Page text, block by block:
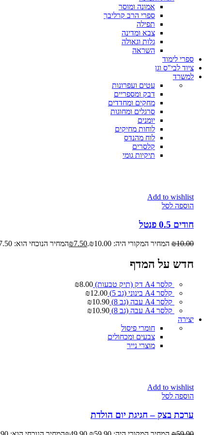
אמונה ומוסר
ספרי הרב קרליבך
תפילה
צבא ומדינה
גלות וגאולה
השראה
ספרי לימוד
ציוד לבי"ס וגן
למשרד
עטים ועפרונות
דבק ומספריים
מחקים ומחדדים
סרגלים ומחוגות
יומנים
לוחות מחיקים
לוח מהנדס
קלסרים
תיקיות גומי
Add to wishlist
הוספה לסל
חודים 0.5 פנטל
₪10.00 המחיר המקורי היה: ₪10.00. ₪7.50 המחיר הנוכחי הוא: ₪7.50.
חדש על המדף
קלסר A4 דק (תיק טבעות) ₪8.00
קלסר A4 בינוני (גב 5)
₪12.00
קלסר A4 עבה (גב 8)
₪10.90
קלסר A4 עבה (גב 8)
₪10.90
יצירה
חומרי פיסול
צבעים ומכחולים
מוצרי נייר
Add to wishlist
הוספה לסל
ערכת בצק – חגיגת יום הולדת